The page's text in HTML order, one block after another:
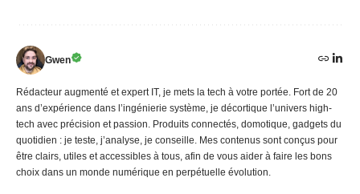
Gwen
Rédacteur augmenté et expert IT, je mets la tech à votre portée. Fort de 20
ans d’expérience dans l’ingénierie système, je décortique l’univers high-
tech avec précision et passion. Produits connectés, domotique, gadgets du
quotidien : je teste, j’analyse, je conseille. Mes contenus sont conçus pour
être clairs, utiles et accessibles à tous, afin de vous aider à faire les bons
choix dans un monde numérique en perpétuelle évolution.